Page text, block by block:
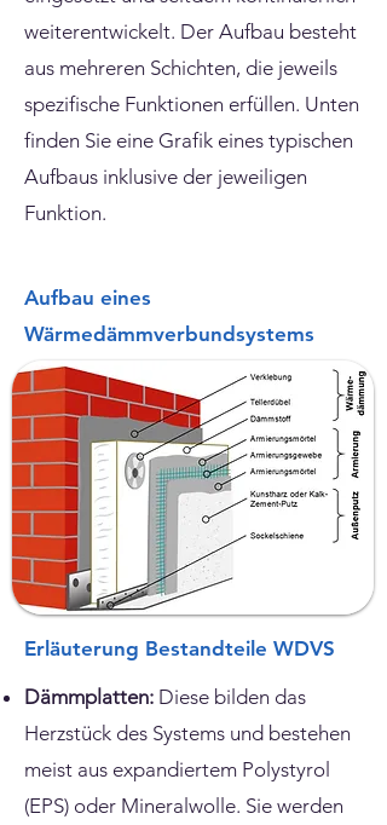
weiterentwickelt. Der Aufbau besteht
aus mehreren Schichten, die jeweils
spezifische Funktionen erfüllen. Unten
finden Sie eine Grafik eines typischen
Aufbaus inklusive der jeweiligen
Funktion.
Aufbau eines
Wärmedämmverbundsystems
Erläuterung Bestandteile WDVS
Dämmplatten: Diese bilden das
Herzstück des Systems und bestehen
meist aus expandiertem Polystyrol
(EPS) oder Mineralwolle. Sie werden